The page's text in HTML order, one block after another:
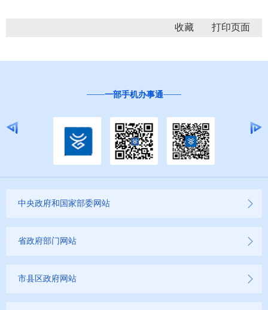
收藏
一部手机办事通
中央政府和国家部委网站
省政府部门网站
市县区政府网站